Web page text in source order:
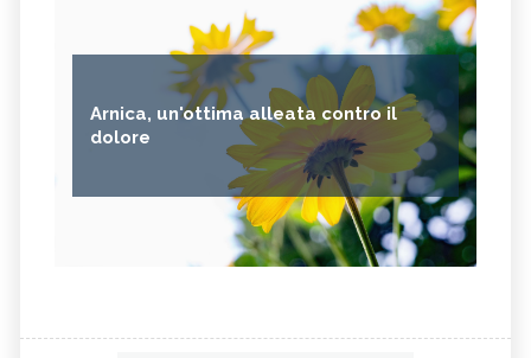
Arnica, un'ottima alleata contro il
dolore